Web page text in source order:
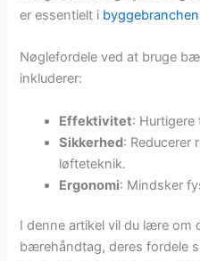
er essentielt i byggebranchen
Nøglefordele ved at bruge
inkluderer:
Effektivitet:
Sikkerhed: Reducerer
løfteteknik.
Ergonomi: Mindsker
I denne artikel vil du lære om
bærehåndtag, deres fordele